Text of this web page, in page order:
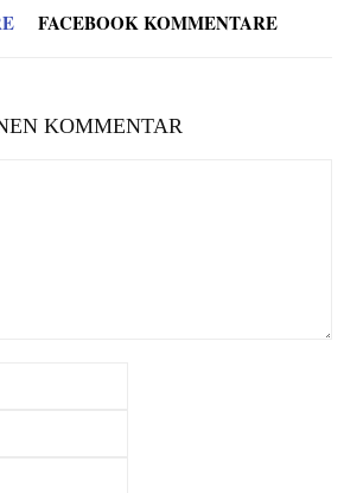
FACEBOOK KOMMENTARE
KOMMENTAR